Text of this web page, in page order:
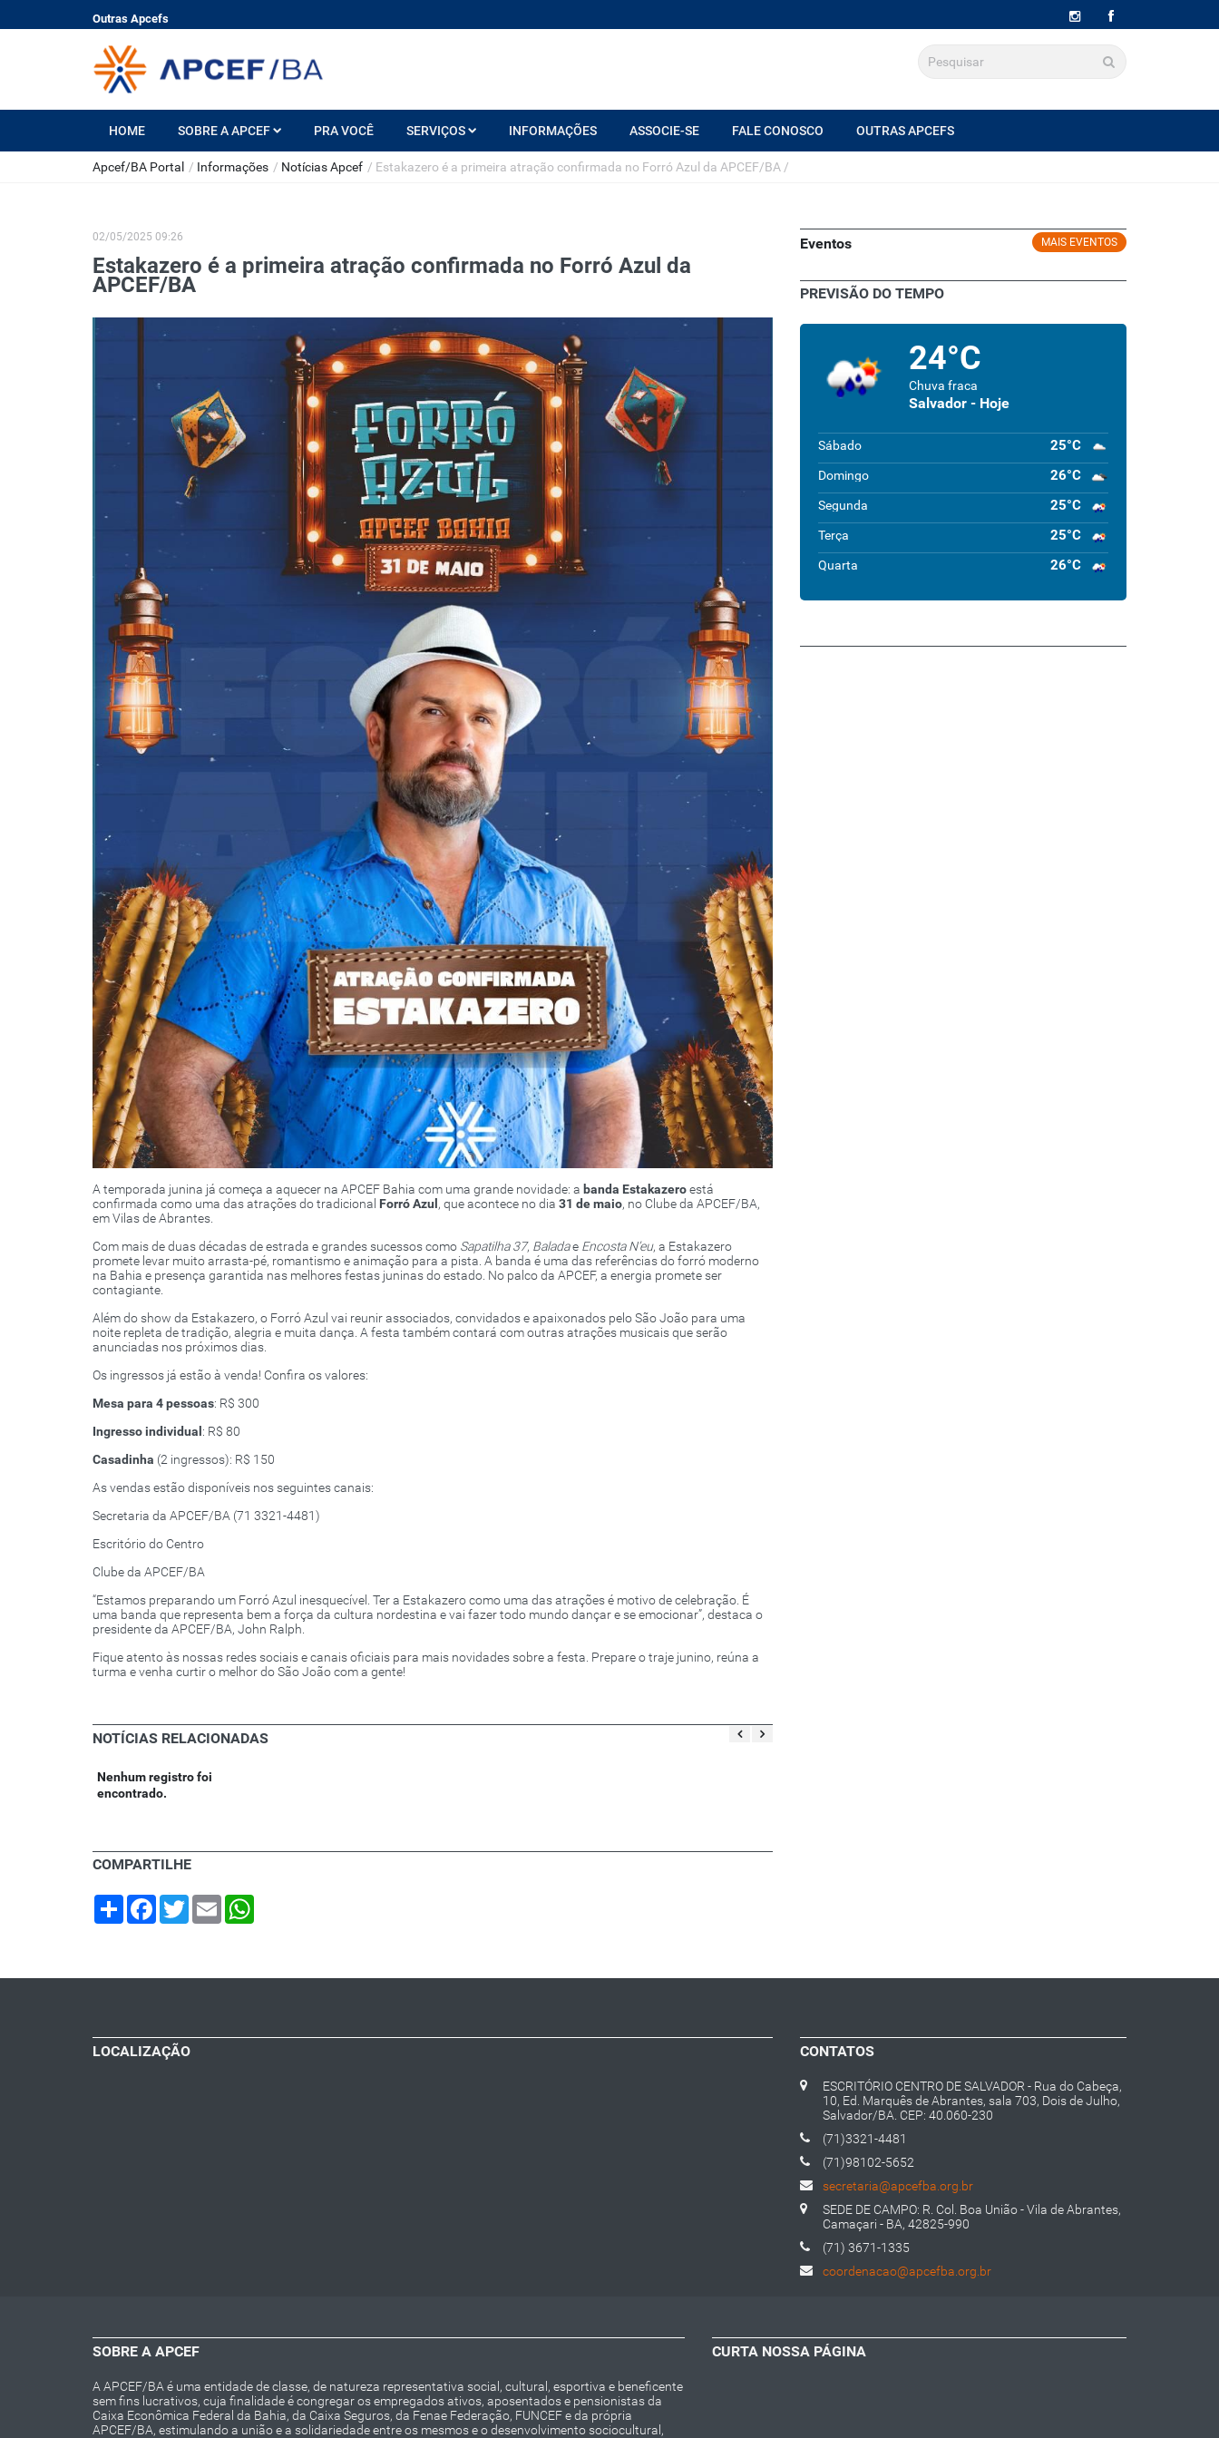
Outras Apcefs
HOME SOBRE A APCEF PRA VOCÊ SERVIÇOS INFORMAÇÕES ASSOCIE-SE FALE CONOSCO OUTRAS APCEFS
Apcef/BA Portal / Informações / Notícias Apcef / Estakazero é a primeira atração confirmada no Forró Azul da APCEF/BA /
02/05/2025 09:26
Estakazero é a primeira atração confirmada no Forró Azul da
APCEF/BA
A temporada junina já começa a aquecer na APCEF Bahia com uma grande novidade: a banda Estakazeroestá
confirmada como uma das atrações do tradicional Forró Azul , que acontece no dia 31 de maio, no Clube da APCEF/BA,
em Vilas de Abrantes.
Com mais de duas décadas de estrada e grandes sucessos como Sapatilha 37, Baladae Encosta N’eu, a Estakazero
promete levar muito arrasta-pé, romantismo e animação para a pista. A banda é uma das referências do forró moderno
na Bahia e presença garantida nas melhores festas juninas do estado. No palco da APCEF, a energia promete ser
contagiante.
Além do show da Estakazero, o Forró Azul vai reunir associados, convidados e apaixonados pelo São João para uma
noite repleta de tradição, alegria e muita dança. A festa também contará com outras atrações musicais que serão
anunciadas nos próximos dias.
Os ingressos já estão à venda! Confira os valores:
Mesa para 4 pessoas: R$ 300
Ingresso individual : R$ 80
Casadinha (2 ingressos): R$ 150
As vendas estão disponíveis nos seguintes canais:
Secretaria da APCEF/BA (71 3321-4481)
Escritório do Centro
Clube da APCEF/BA
“Estamos preparando um Forró Azul inesquecível. Ter a Estakazero como uma das atrações é motivo de celebração. É
uma banda que representa bem a força da cultura nordestina e vai fazer todo mundo dançar e se emocionar”, destaca o
presidente da APCEF/BA, John Ralph.
Fique atento às nossas redes sociais e canais oficiais para mais novidades sobre a festa. Prepare o traje junino, reúna a
turma e venha curtir o melhor do São João com a gente!
NOTÍCIAS RELACIONADAS
Nenhum registro foi
encontrado.
COMPARTILHE
Share Facebook
TwitterEmail
MAIS EVENTOS
Eventos
PREVISÃO DO TEMPO
24°C
Chuva fraca
Salvador - Hoje
Sábado 25°C
Domingo 26°C
Segunda 25°C
Terça 25°C
Quarta 26°C
LOCALIZAÇÃO CONTATOS
ESCRITÓRIO CENTRO DE SALVADOR - Rua do Cabeça,
10, Ed. Marquês de Abrantes, sala 703, Dois de Julho,
Salvador/BA. CEP: 40.060-230
(71)3321-4481
(71)98102-5652
secretaria@apcefba.org.br
SEDE DE CAMPO: R. Col. Boa União - Vila de Abrantes,
Camaçari - BA, 42825-990
(71) 3671-1335
coordenacao@apcefba.org.br
SOBRE A APCEF
A APCEF/BA é uma entidade de classe, de natureza representativa social, cultural, esportiva e beneficente
sem fins lucrativos, cuja finalidade é congregar os empregados ativos, aposentados e pensionistas da
Caixa Econômica Federal da Bahia, da Caixa Seguros, da Fenae Federação, FUNCEF e da própria
APCEF/BA, estimulando a união e a solidariedade entre os mesmos e o desenvolvimento sociocultural,
CURTA NOSSA PÁGINA